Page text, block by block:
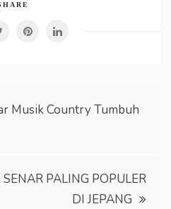
Musik Country Tumbuh
PALING POPULER
DI JEPANG